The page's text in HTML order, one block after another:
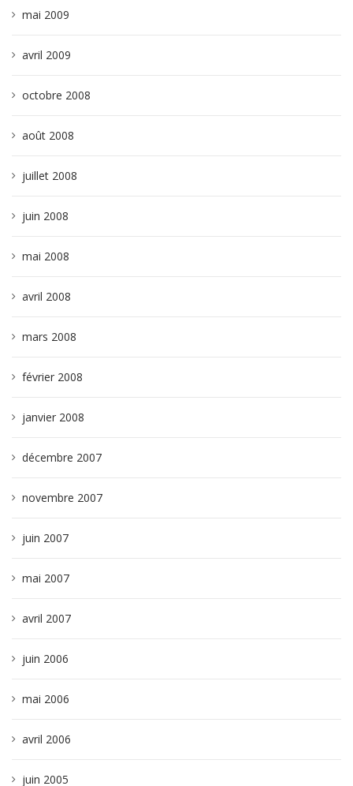
mai 2009
avril 2009
octobre 2008
août 2008
juillet 2008
juin 2008
mai 2008
avril 2008
mars 2008
février 2008
janvier 2008
décembre 2007
novembre 2007
juin 2007
mai 2007
avril 2007
juin 2006
mai 2006
avril 2006
juin 2005